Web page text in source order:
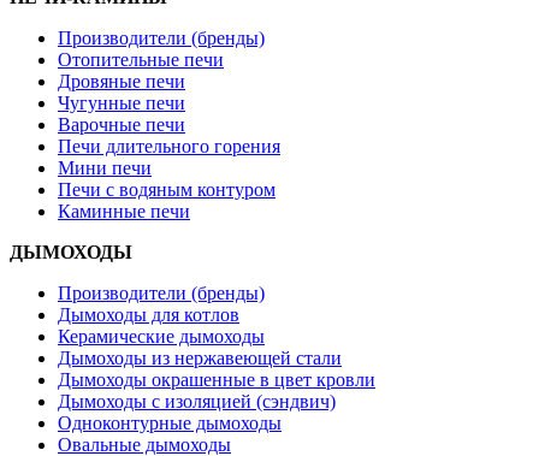
Производители (бренды)
Отопительные печи
Дровяные печи
Чугунные печи
Варочные печи
Печи длительного горения
Мини печи
Печи с водяным контуром
Каминные печи
ДЫМОХОДЫ
Производители (бренды)
Дымоходы для котлов
Керамические дымоходы
Дымоходы из нержавеющей стали
Дымоходы окрашенные в цвет кровли
Дымоходы с изоляцией (сэндвич)
Одноконтурные дымоходы
Овальные дымоходы